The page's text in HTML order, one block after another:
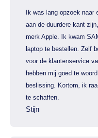
Ik was lang opzoek naar
aan de duurdere kant
merk Apple. Ik kwam
laptop te bestellen. Zelf
voor de klantenservice
hebben mij goed te
beslissing. Kortom, ik
te schaffen.
Stijn